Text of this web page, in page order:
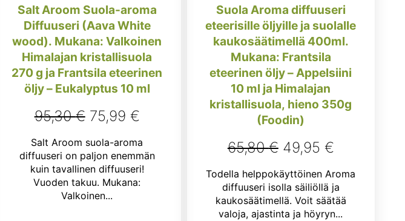
Salt Aroom Suola-aroma
Diffuuseri (Aava White
wood). Mukana: Valkoinen
Himalajan kristallisuola
270 g ja Frantsila eteerinen
öljy – Eukalyptus 10 ml
95,30€ Alkuperäinen
hinta
oli:
95,30 €.
75,99 €Nykyinen
on:
75,99 €.
Salt Aroom suola-aroma
diffuuseri on paljon enemmän
kuin tavallinen diffuuseri!
Vuoden takuu. Mukana:
Valkoinen...
Suola Aroma diffuuseri
eteerisille öljyille ja suolalle
kaukosäätimellä 400ml.
Mukana: Frantsila
eteerinen öljy – Appelsiini
10 ml ja Himalajan
kristallisuola, hieno 350g
(Foodin)
65,80€ Alkuperäinen
hinta
oli:
65,80 €.
49,95 €Nykyinen
on:
49,95 €.
Todella helppokäyttöinen Aroma
diffuuseri isolla säiliöllä ja
kaukosäätimellä. Voit säätää
valoja, ajastinta ja höyryn...